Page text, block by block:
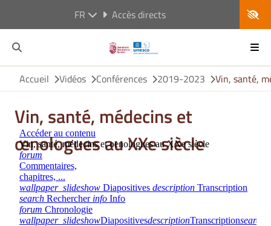
FR Accès directs
Accueil Vidéos Conférences 2019-2023 Vin, santé,
Vin, santé, médecins et
œnologues au XXe siècle